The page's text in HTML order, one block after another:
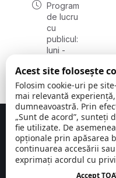
Program
de lucru
cu
publicul:
luni -
08:00 -
16:00
Concept realizat deBig
Acest site folosește
Folosim cookie-uri pe
mai relevantă
dumneavoastră. Prin
„Sunt de acord”, sunteți
fie utilizate. De
opționale prin apăsarea
continuarea accesării
exprimați acordul cu
Accept